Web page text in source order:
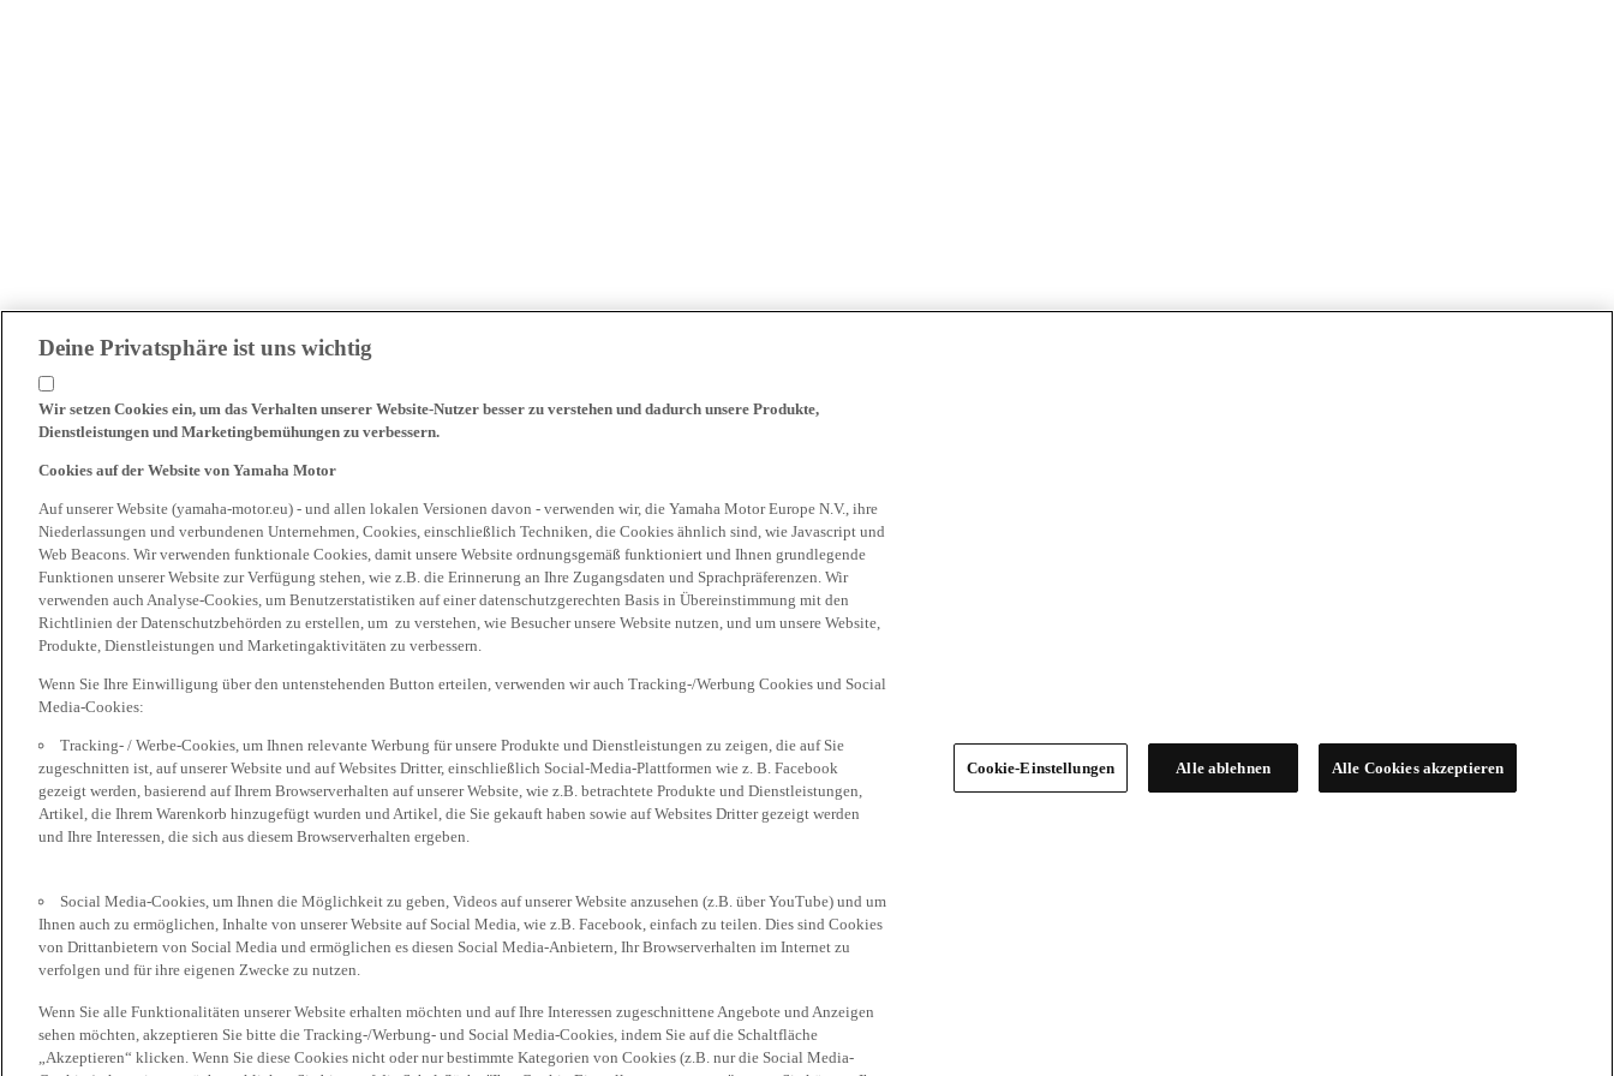
Deine Privatsphäre ist uns wichtig
Wir setzen Cookies ein, um das Verhalten unserer Website-Nutzer besser zu verstehen und dadurch unsere Produkte,
Dienstleistungen und Marketingbemühungen zu verbessern.
Cookies auf der Website von Yamaha Motor
Auf unserer Website (yamaha-motor.eu) - und allen lokalen Versionen davon - verwenden wir, die Yamaha Motor Europe N.V., ihre
Niederlassungen und verbundenen Unternehmen, Cookies, einschließlich Techniken, die Cookies ähnlich sind, wie Javascript und
Web Beacons. Wir verwenden funktionale Cookies, damit unsere Website ordnungsgemäß funktioniert und Ihnen grundlegende
Funktionen unserer Website zur Verfügung stehen, wie z.B. die Erinnerung an Ihre Zugangsdaten und Sprachpräferenzen. Wir
verwenden auch Analyse-Cookies, um Benutzerstatistiken auf einer datenschutzgerechten Basis in Übereinstimmung mit den
Richtlinien der Datenschutzbehörden zu erstellen, um zu verstehen, wie Besucher unsere Website nutzen, und um unsere Website,
Produkte, Dienstleistungen und Marketingaktivitäten zu verbessern.
Wenn Sie Ihre Einwilligung über den untenstehenden Button erteilen, verwenden wir auch Tracking-/Werbung Cookies und Social
Media-Cookies:
Tracking- / Werbe-Cookies, um Ihnen relevante Werbung für unsere Produkte und Dienstleistungen zu zeigen, die auf Sie
zugeschnitten ist, auf unserer Website und auf Websites Dritter, einschließlich Social-Media-Plattformen wie z. B. Facebook
gezeigt werden, basierend auf Ihrem Browserverhalten auf unserer Website, wie z.B. betrachtete Produkte und Dienstleistungen,
Artikel, die Ihrem Warenkorb hinzugefügt wurden und Artikel, die Sie gekauft haben sowie auf Websites Dritter gezeigt werden
und Ihre Interessen, die sich aus diesem Browserverhalten ergeben.
Social Media-Cookies, um Ihnen die Möglichkeit zu geben, Videos auf unserer Website anzusehen (z.B. über YouTube) und um
Ihnen auch zu ermöglichen, Inhalte von unserer Website auf Social Media, wie z.B. Facebook, einfach zu teilen. Dies sind Cookies
von Drittanbietern von Social Media und ermöglichen es diesen Social Media-Anbietern, Ihr Browserverhalten im Internet zu
verfolgen und für ihre eigenen Zwecke zu nutzen.
Wenn Sie alle Funktionalitäten unserer Website erhalten möchten und auf Ihre Interessen zugeschnittene Angebote und Anzeigen
sehen möchten, akzeptieren Sie bitte die Tracking-/Werbung- und Social Media-Cookies, indem Sie auf die Schaltfläche
„Akzeptieren“ klicken. Wenn Sie diese Cookies nicht oder nur bestimmte Kategorien von Cookies (z.B. nur die Social Media-
Cookie-Einstellungen Alle ablehnen Alle Cookies akzeptieren